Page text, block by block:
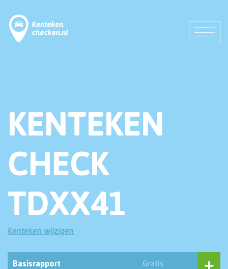
KENTEKEN
CHECK
TDXX41
Kenteken wijzigen
Basisrapport Gratis